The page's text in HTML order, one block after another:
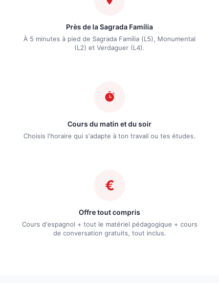
Près de la Sagrada Família
À 5 minutes à pied de Sagrada Família (L5), Monumental
(L2) et Verdaguer (L4).
Cours du matin et du soir
Choisis l'horaire qui s'adapte à ton travail ou tes études.
Offre tout compris
Cours d'espagnol + tout le matériel pédagogique + cours
de conversation gratuits, tout inclus.